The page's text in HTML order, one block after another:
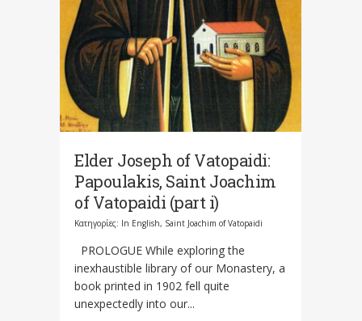
Elder Joseph οf Vatopaidi:
Papoulakis, Saint Joachim
of Vatopaidi (part i)
Κατηγορίες: In English, Saint Joachim of Vatopaidi
PROLOGUE While exploring the
inexhaustible library of our Monastery, a
book printed in 1902 fell quite
unexpectedly into our...